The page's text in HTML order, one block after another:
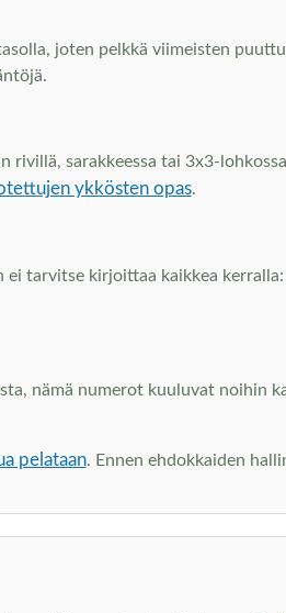
joten pelkkä viimeisten
sarakkeessa tai 3x3-
ykkösten opas.
tarvitse kirjoittaa kaikkea
nämä numerot kuuluvat
pelataan. Ennen ehdokkaiden